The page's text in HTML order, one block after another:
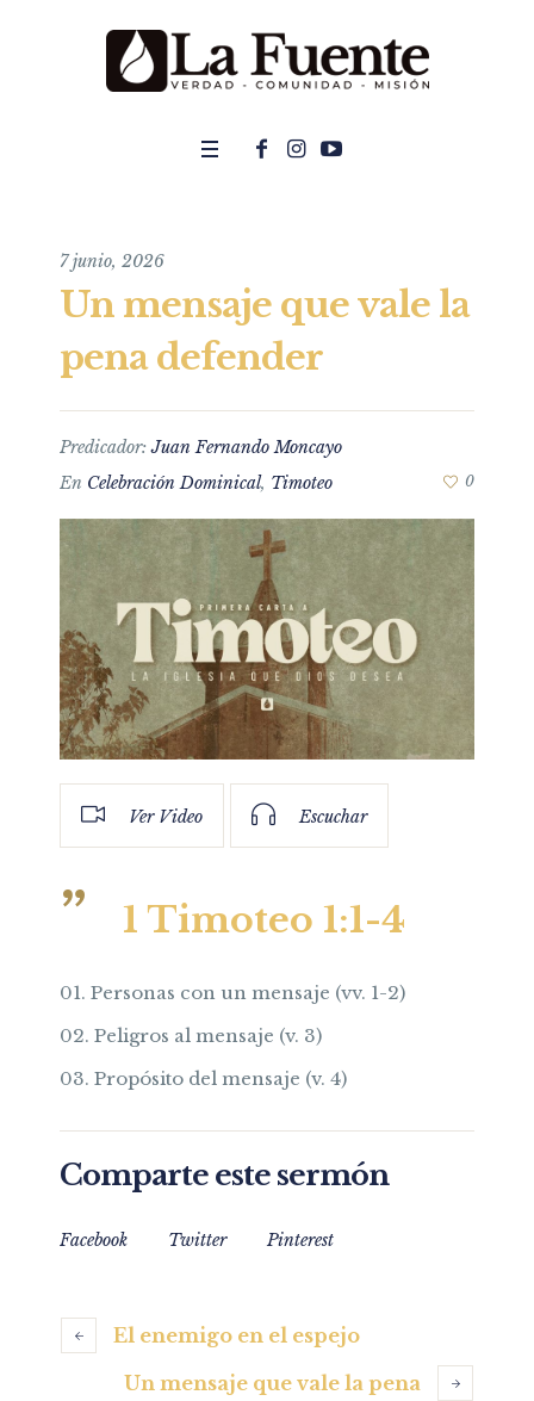
7 junio, 2026
Un mensaje que vale la
pena defender
Predicador:Juan Fernando Moncayo
En Celebración Dominical, Timoteo 0
Ver Video Escuchar
1 Timoteo 1:1-4
Personas con un mensaje (vv. 1-2)
Peligros al mensaje (v. 3)
Propósito del mensaje (v. 4)
Comparte este sermón
Facebook Twitter Pinterest
El enemigo en el espejo
Un mensaje que vale la pena